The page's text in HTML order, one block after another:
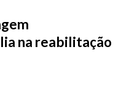
na reabilitação